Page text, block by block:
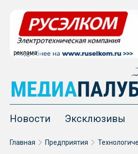
реклама
Новости Эксклюзивы
Главная Предприятия